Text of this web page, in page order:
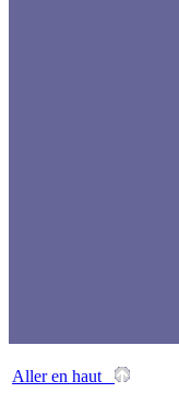
Aller en haut